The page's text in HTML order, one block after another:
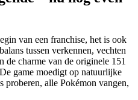
van een franchise, het is ook
tussen verkennen, vechten
de charme van de originele 151
game moedigt op natuurlijke
proberen, alle Pokémon vangen,